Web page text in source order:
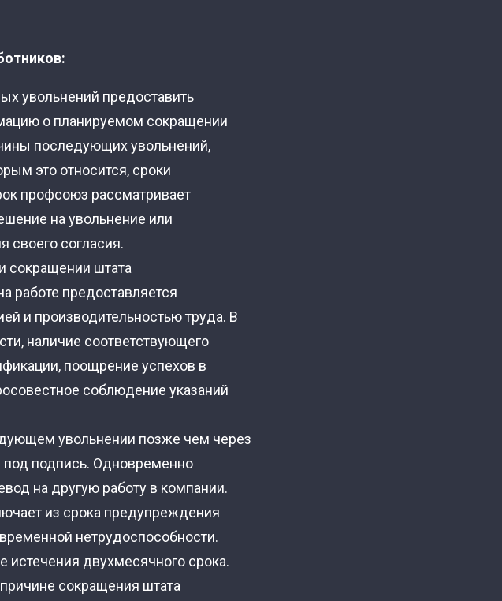
увольнений предоставить
о планируемом сокращении
последующих увольнений,
это относится, сроки
профсоюз рассматривает
на увольнение или
своего согласия.
сокращении штата
работе предоставляется
и производительностью труда. В
наличие соответствующего
поощрение успехов в
соблюдение указаний
увольнении позже чем через
под подпись. Одновременно
на другую работу в компании.
из срока предупреждения
нетрудоспособности.
истечения двухмесячного срока.
сокращения штата